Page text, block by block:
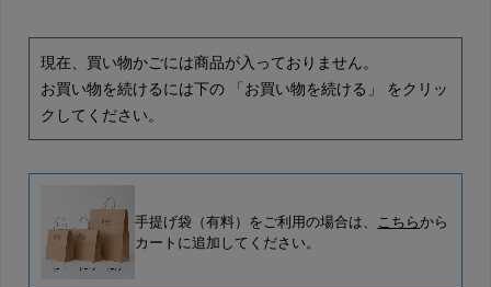
現在、買い物かごには商品が入っておりません。
お買い物を続けるには下の 「お買い物を続ける」 をクリッ
クしてください。
手提げ袋（有料）をご利用の場合は、 こちらから
カートに追加してください。